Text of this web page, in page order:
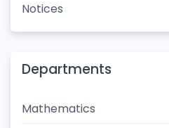
Notices
Departments
Mathematics